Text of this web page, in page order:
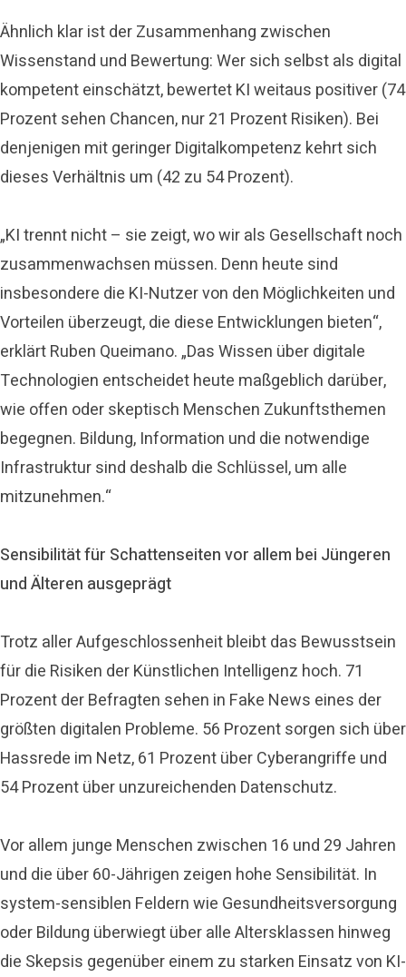
Ähnlich klar ist der Zusammenhang zwischen
Wissenstand und Bewertung: Wer sich selbst als digital
kompetent einschätzt, bewertet KI weitaus positiver (74
Prozent sehen Chancen, nur 21 Prozent Risiken). Bei
denjenigen mit geringer Digitalkompetenz kehrt sich
dieses Verhältnis um (42 zu 54 Prozent).
„KI trennt nicht – sie zeigt, wo wir als Gesellschaft noch
zusammenwachsen müssen. Denn heute sind
insbesondere die KI-Nutzer von den Möglichkeiten und
Vorteilen überzeugt, die diese Entwicklungen bieten“,
erklärt Ruben Queimano. „Das Wissen über digitale
Technologien entscheidet heute maßgeblich darüber,
wie offen oder skeptisch Menschen Zukunftsthemen
begegnen. Bildung, Information und die notwendige
Infrastruktur sind deshalb die Schlüssel, um alle
mitzunehmen.“
Sensibilität für Schattenseiten vor allem bei Jüngeren
und Älteren ausgeprägt
Trotz aller Aufgeschlossenheit bleibt das Bewusstsein
für die Risiken der Künstlichen Intelligenz hoch. 71
Prozent der Befragten sehen in Fake News eines der
größten digitalen Probleme. 56 Prozent sorgen sich über
Hassrede im Netz, 61 Prozent über Cyberangriffe und
54 Prozent über unzureichenden Datenschutz.
Vor allem junge Menschen zwischen 16 und 29 Jahren
und die über 60-Jährigen zeigen hohe Sensibilität. In
system-sensiblen Feldern wie Gesundheitsversorgung
oder Bildung überwiegt über alle Altersklassen hinweg
die Skepsis gegenüber einem zu starken Einsatz von KI-